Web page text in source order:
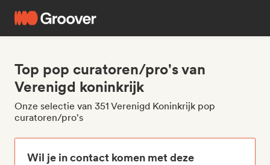
Top pop curatoren/pro's van
Verenigd koninkrijk
Onze selectie van 351 Verenigd Koninkrijk pop
curatoren/pro's
Wil je in contact komen met deze